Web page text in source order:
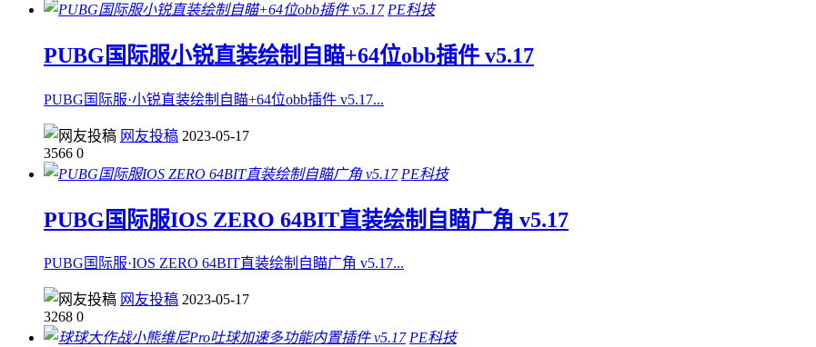
PE科技
PUBG国际服小锐直装绘制自瞄+64位obb插件 v5.17
PUBG国际服·小锐直装绘制自瞄+64位obb插件 v5.17...
网友投稿 2023-05-17
3566 0
PE科技
PUBG国际服IOS ZERO 64BIT直装绘制自瞄广角 v5.17
PUBG国际服·IOS ZERO 64BIT直装绘制自瞄广角 v5.17...
网友投稿 2023-05-17
3268 0
PE科技